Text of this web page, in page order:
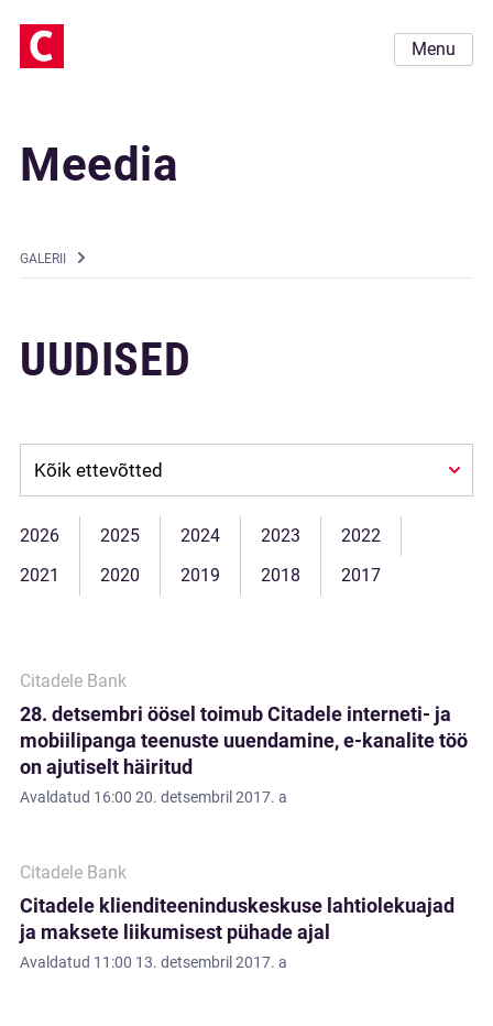
Menu
Meedia
GALERII
UUDISED
Company:
2026 2025 2024 2023
2022
2021
2020 2019 2018 2017
Citadele Bank
28. detsembri öösel toimub Citadele interneti- ja
mobiilipanga teenuste uuendamine, e-kanalite töö
on ajutiselt häiritud
Avaldatud 16:00 20. detsembril 2017. a
Citadele Bank
Citadele klienditeeninduskeskuse lahtiolekuajad
ja maksete liikumisest pühade ajal
Avaldatud 11:00 13. detsembril 2017. a